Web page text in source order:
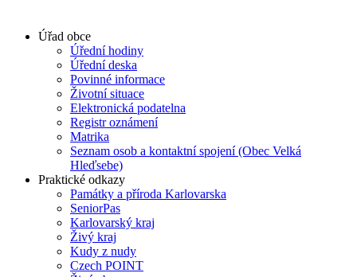
Úřad obce
Úřední hodiny
Úřední deska
Povinné informace
Životní situace
Elektronická podatelna
Registr oznámení
Matrika
Seznam osob a kontaktní spojení (Obec Velká
Hleďsebe)
Praktické odkazy
Památky a příroda Karlovarska
SeniorPas
Karlovarský kraj
Živý kraj
Kudy z nudy
Czech POINT